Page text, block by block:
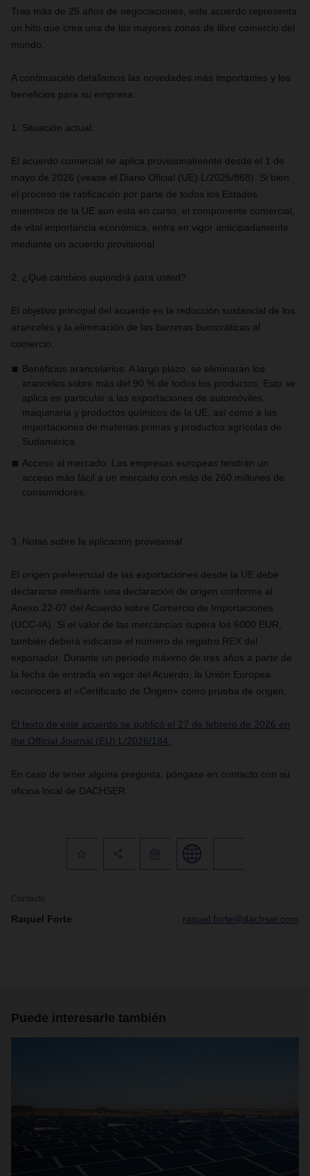
Tras más de 25 años de negociaciones, este acuerdo representa
un hito que crea una de las mayores zonas de libre comercio del
mundo.
A continuación detallamos las novedades más importantes y los
beneficios para su empresa:
1. Situación actual:
El acuerdo comercial se aplica provisionalmente desde el 1 de
mayo de 2026 (véase el Diario Oficial (UE) L/2026/868). Si bien
el proceso de ratificación por parte de todos los Estados
miembros de la UE aún está en curso, el componente comercial,
de vital importancia económica, entra en vigor anticipadamente
mediante un acuerdo provisional.
2. ¿Qué cambios supondrá para usted?:
El objetivo principal del acuerdo es la reducción sustancial de los
aranceles y la eliminación de las barreras burocráticas al
comercio.
Beneficios arancelarios: A largo plazo, se eliminarán los
aranceles sobre más del 90 % de todos los productos. Esto se
aplica en particular a las exportaciones de automóviles,
maquinaria y productos químicos de la UE, así como a las
importaciones de materias primas y productos agrícolas de
Sudamérica.
Acceso al mercado: Las empresas europeas tendrán un
acceso más fácil a un mercado con más de 260 millones de
consumidores.
3. Notas sobre la aplicación provisional
El origen preferencial de las exportaciones desde la UE debe
declararse mediante una declaración de origen conforme al
Anexo 22-07 del Acuerdo sobre Comercio de Importaciones
(UCC-IA). Si el valor de las mercancías supera los 6000 EUR,
también deberá indicarse el número de registro REX del
exportador. Durante un período máximo de tres años a partir de
la fecha de entrada en vigor del Acuerdo, la Unión Europea
reconocerá el «Certificado de Origen» como prueba de origen.
El texto de este acuerdo se publicó el 27 de febrero de 2026 en
the Official Journal (EU) L/2026/184.
En caso de tener alguna pregunta, póngase en contacto con su
oficina local de DACHSER.
Contacto
Raquel Forte raquel.forte@dachser.com
Puede interesarle también